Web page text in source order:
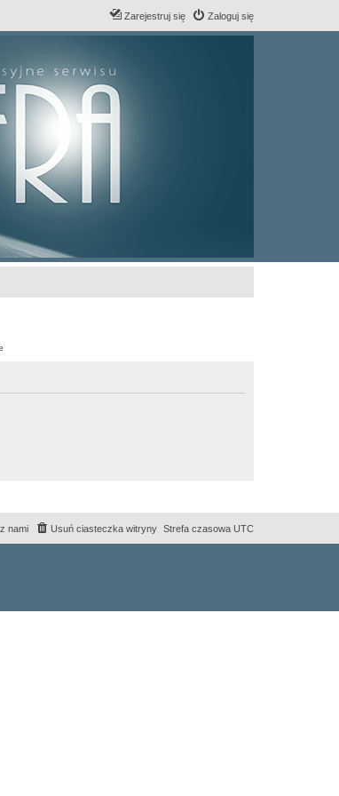
Zaloguj się
Zarejestruj się
Strefa czasowa UTC
Usuń ciasteczka witryny
nami